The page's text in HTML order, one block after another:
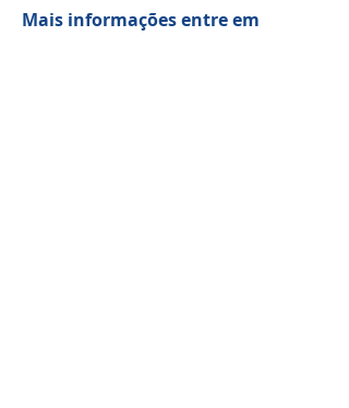
Mais informações entre em